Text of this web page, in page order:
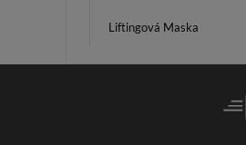
Liftingová Maska